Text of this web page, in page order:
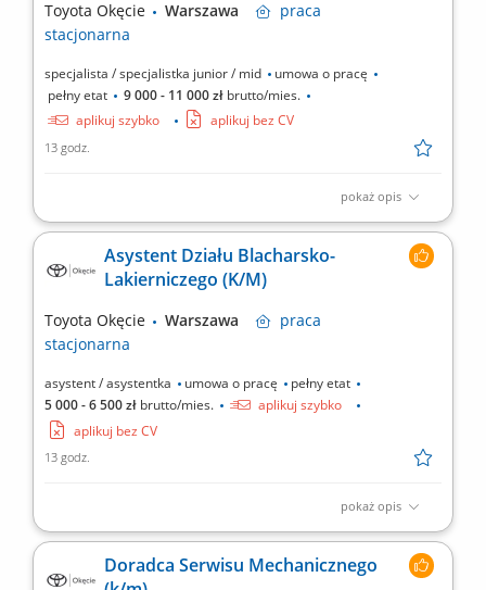
Toyota Okęcie Warszawa
praca
stacjonarna
specjalista / specjalistka junior / mid
umowa o pracę
pełny etat
9 000 - 11 000 zł brutto/mies.
aplikuj szybko
aplikuj bez CV
13 godz.
pokaż opis
Twoje zadania profesjonalna obsługa klientów, doradztwo w
klientami i aktywne pozyskiwanie nowych; obsługa wydawania
części zamiennych na zlecenia serwisowe; prace w magazynie;
Asystent Działu Blacharsko-
Lakierniczego (K/M)
Toyota Okęcie Warszawa
praca
stacjonarna
asystent / asystentka umowa o pracę
pełny etat
5 000 - 6 500 zł brutto/mies.
aplikuj szybko
aplikuj bez CV
13 godz.
pokaż opis
Twoje zadania Wsparcie pracowników serwisu w codziennej
Prowadzenie korespondencji z klientami i dostawcami firmy;
Doradca Serwisu Mechanicznego